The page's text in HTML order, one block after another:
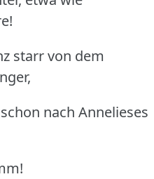
starr von dem
nach Annelieses